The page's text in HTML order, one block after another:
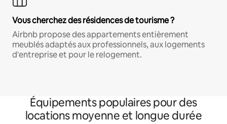
Vous cherchez des résidences de tourisme ?
Airbnb propose des appartements entièrement
meublés adaptés aux professionnels, aux logements
d'entreprise et pour le relogement.
Équipements populaires pour des
locations moyenne et longue durée